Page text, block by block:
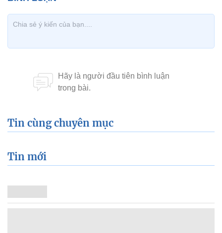
Tin cùng chuyên mục
Tin mới